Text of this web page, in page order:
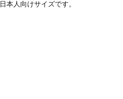
本人向けサイズです。